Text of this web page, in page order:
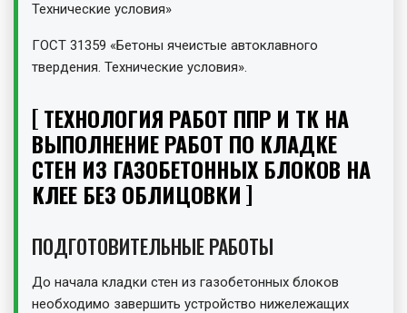
Технические условия»
ГОСТ 31359 «Бетоны ячеистые автоклавного
твердения. Технические условия».
ТЕХНОЛОГИЯ РАБОТ ППР И ТК НА
ВЫПОЛНЕНИЕ РАБОТ ПО КЛАДКЕ
СТЕН ИЗ ГАЗОБЕТОННЫХ БЛОКОВ НА
КЛЕЕ БЕЗ ОБЛИЦОВКИ
ПОДГОТОВИТЕЛЬНЫЕ РАБОТЫ
До начала кладки стен из газобетонных блоков
необходимо завершить устройство нижележащих